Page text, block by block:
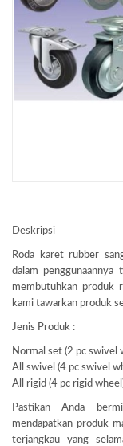
Deskripsi
Roda karet rubber
dalam penggunaannya
membutuhkan produk
kami tawarkan produk
Jenis Produk :
Normal set (2 pc swivel
All swivel (4 pc swivel
All rigid (4 pc rigid
Pastikan Anda
mendapatkan produk
terjangkau yang